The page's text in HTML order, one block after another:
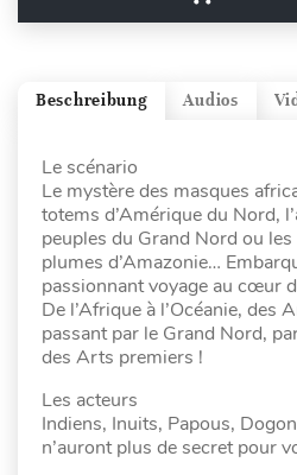
Audios
Beschreibung
Le scénario
Le mystère des masques
totems d’Amérique du Nord,
peuples du Grand Nord ou
plumes d’Amazonie…
passionnant voyage au cœur
De l’Afrique à l’Océanie, des
passant par le Grand Nord,
des Arts premiers !
Les acteurs
Indiens, Inuits, Papous,
n’auront plus de secret pour